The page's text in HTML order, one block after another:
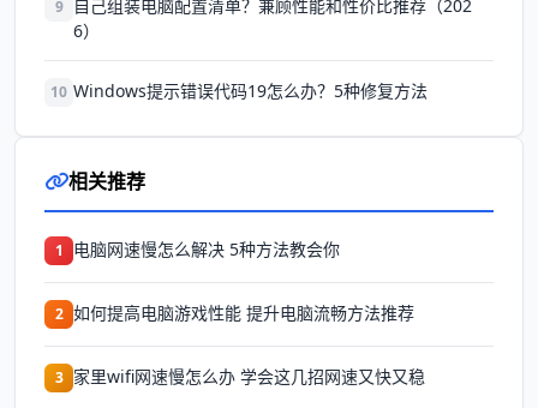
9
自己组装电脑配置清单？兼顾性能和性价比推荐（202
6）
10 Windows提示错误代码19怎么办？5种修复方法
相关推荐
1 电脑网速慢怎么解决 5种方法教会你
2 如何提高电脑游戏性能 提升电脑流畅方法推荐
3 家里wifi网速慢怎么办 学会这几招网速又快又稳